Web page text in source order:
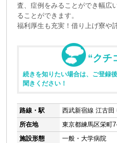
査、症例をみることができ幅広
ることができます。
福利厚生も充実！借り上げ寮や
“クチ
続きを知りたい場合は、ご登録
聞きください！
路線・駅
西武新宿線 江古田
所在地
東京都練馬区栄町
施設形態
一般・大学病院